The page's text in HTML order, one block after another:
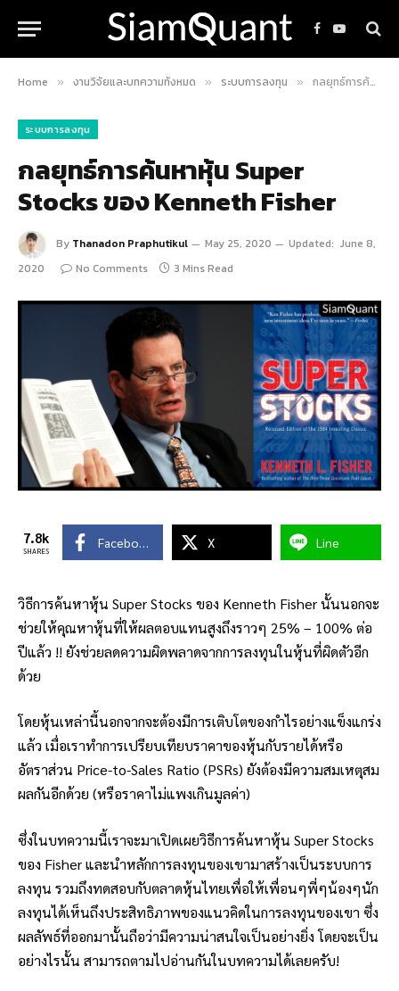
Facebook
YouTube
Home » งานวิจัยและบทความทั้งหมด » ระบบการลงทุน » กลยุทธ์การค้นหาหุ้น Super Stocks ของ Kenneth Fisher
ระบบการลงทุน
กลยุทธ์การค้นหาหุ้น Super
Stocks ของ Kenneth Fisher
By Thanadon Praphutikul May 25, 2020 Updated: June 8,
2020
No Comments 3 Mins Read
7.8k
SHARES
Facebook X Line
วิธีการค้นหาหุ้น Super Stocks ของ Kenneth Fisher นั้นนอกจะ
ช่วยให้คุณหาหุ้นที่ให้ผลตอบแทนสูงถึงราวๆ 25% – 100% ต่อ
ปีแล้ว !! ยังช่วยลดความผิดพลาดจากการลงทุนในหุ้นที่ผิดตัวอีก
ด้วย
โดยหุ้นเหล่านี้นอกจากจะต้องมีการเติบโตของกำไรอย่างแข็งแกร่ง
แล้ว เมื่อเราทำการเปรียบเทียบราคาของหุ้นกับรายได้หรือ
อัตราส่วน Price-to-Sales Ratio (PSRs) ยังต้องมีความสมเหตุสม
ผลกันอีกด้วย (หรือราคาไม่แพงเกินมูลค่า)
ซึ่งในบทความนี้เราจะมาเปิดเผยวิธีการค้นหาหุ้น Super Stocks
ของ Fisher และนำหลักการลงทุนของเขามาสร้างเป็นระบบการ
ลงทุน รวมถึงทดสอบกับตลาดหุ้นไทยเพื่อให้เพื่อนๆพี่ๆน้องๆนัก
ลงทุนได้เห็นถึงประสิทธิภาพของแนวคิดในการลงทุนของเขา ซึ่ง
ผลลัพธ์ที่ออกมานั้นถือว่ามีความน่าสนใจเป็นอย่างยิ่ง โดยจะเป็น
อย่างไรนั้น สามารถตามไปอ่านกันในบทความได้เลยครับ!